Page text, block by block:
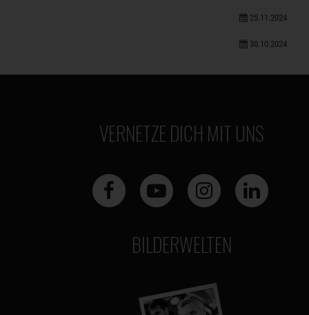
25.11.2024
30.10.2024
VERNETZE DICH MIT UNS
BILDERWELTEN